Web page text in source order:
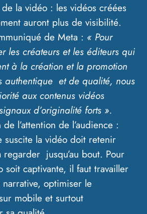
de la vidéo : les vidéos créées
auront plus de visibilité.
de Meta : « Pour
les créateurs et les éditeurs qui
à la création et la promotion
authentique et de qualité, nous
aux contenus vidéos
d’originalité forts ».
l’attention de l’audience :
suscite la vidéo doit retenir
regarder jusqu’au bout. Pour
soit captivante, il faut travailler
narrative, optimiser le
mobile et surtout